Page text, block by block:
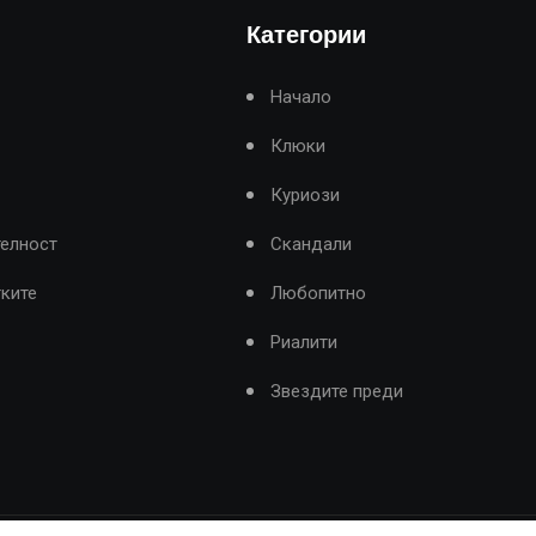
Категории
Начало
Клюки
Куриози
Скандали
Любопитно
Риалити
Звездите преди